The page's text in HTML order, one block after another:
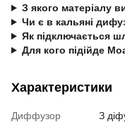
З якого матеріалу
Чи є в кальяні
Як підключається
Для кого підійде
Характеристики
Диффузор
З